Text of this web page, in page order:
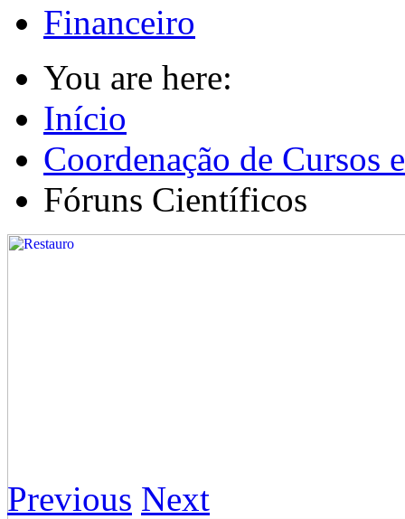
Financeiro
You are here:
Início
Coordenação de Cursos
Fóruns Científicos
Previous Next